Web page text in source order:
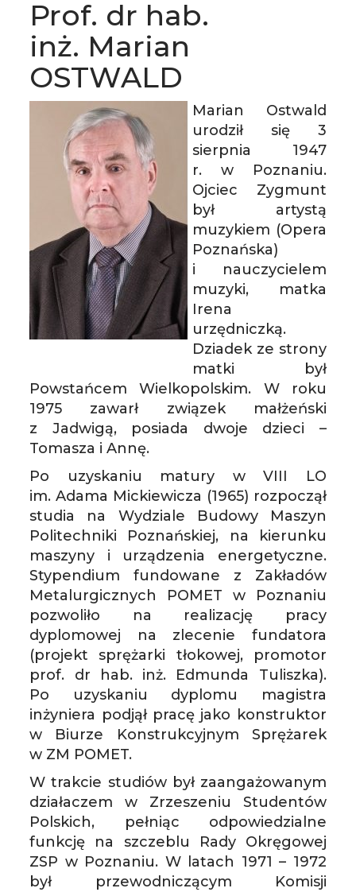
Prof. dr hab.
inż. Marian
OSTWALD
Marian Ostwald
urodził się 3
sierpnia 1947
r. w Poznaniu.
Ojciec Zygmunt
był artystą
muzykiem (Opera
Poznańska)
i nauczycielem
muzyki, matka
Irena
urzędniczką.
Dziadek ze strony
matki był
Powstańcem Wielkopolskim. W roku
1975 zawarł związek małżeński
z Jadwigą, posiada dwoje dzieci –
Tomasza i Annę.
Po uzyskaniu matury w VIII LO
im. Adama Mickiewicza (1965) rozpoczął
studia na Wydziale Budowy Maszyn
Politechniki Poznańskiej, na kierunku
maszyny i urządzenia energetyczne.
Stypendium fundowane z Zakładów
Metalurgicznych POMET w Poznaniu
pozwoliło na realizację pracy
dyplomowej na zlecenie fundatora
(projekt sprężarki tłokowej, promotor
prof. dr hab. inż. Edmunda Tuliszka).
Po uzyskaniu dyplomu magistra
inżyniera podjął pracę jako konstruktor
w Biurze Konstrukcyjnym Sprężarek
w ZM POMET.
W trakcie studiów był zaangażowanym
działaczem w Zrzeszeniu Studentów
Polskich, pełniąc odpowiedzialne
funkcję na szczeblu Rady Okręgowej
ZSP w Poznaniu. W latach 1971 – 1972
był przewodniczącym Komisji